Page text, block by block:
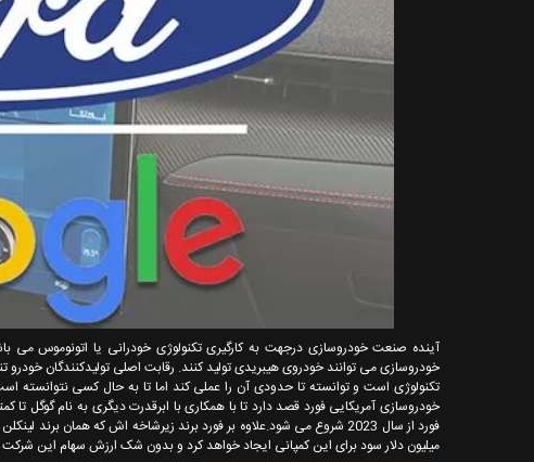
آینده صنعت خودروسازی درجهت به کارگیری تکنولوژی خودرانی یا اتونوموس می
فورد از سال 2023 شروع می شود.علاوه بر فورد برند زیرشاخه اش که همان
میلیون دلار سود برای این کمپانی ایجاد خواهد کرد و بدون شک ارزش سهام این